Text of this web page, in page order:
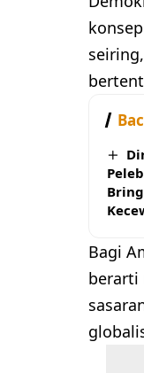
Bagi
berarti